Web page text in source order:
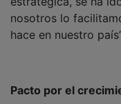
nosotros lo
hace en nuestro